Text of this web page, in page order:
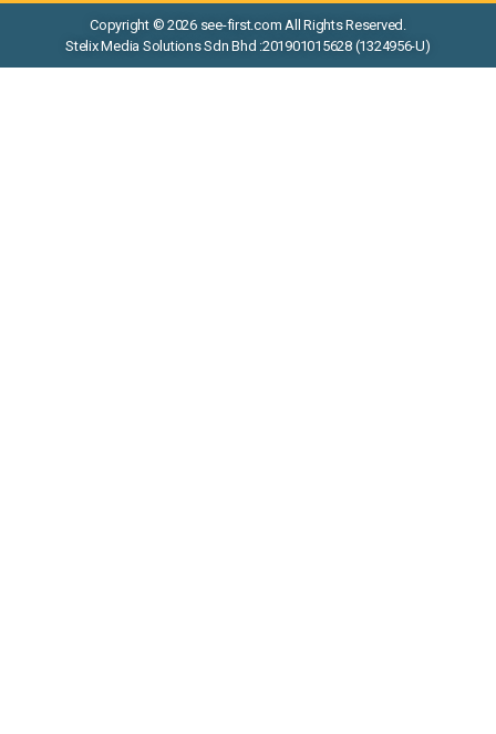
Copyright © 2026 see-first.com All Rights Reserved.
Stelix Media Solutions Sdn Bhd :201901015628 (1324956-U)